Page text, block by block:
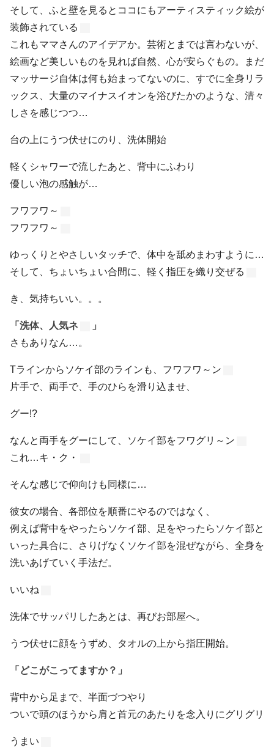
そして、ふと壁を見るとココにもアーティスティック絵が
装飾されている
これもママさんのアイデアか。芸術とまでは言わないが、
絵画など美しいものを見れば自然、心が安らぐもの。まだ
マッサージ自体は何も始まってないのに、すでに全身リラ
ックス、大量のマイナスイオンを浴びたかのような、清々
しさを感じつつ…
台の上にうつ伏せにのり、洗体開始
軽くシャワーで流したあと、背中にふわり
優しい泡の感触が…
フワフワ～
フワフワ～
ゆっくりとやさしいタッチで、体中を舐めまわすように…
そして、ちょいちょい合間に、軽く指圧を織り交ぜる
き、気持ちいい。。。
「洗体、人気ネ
」
さもありなん…。
Tラインからソケイ部のラインも、フワフワ～ン
片手で、両手で、手のひらを滑り込ませ、
グー!?
なんと両手をグーにして、ソケイ部をフワグリ～ン
これ…キ・ク・
そんな感じで仰向けも同様に…
彼女の場合、各部位を順番にやるのではなく、
例えば背中をやったらソケイ部、足をやったらソケイ部と
いった具合に、さりげなくソケイ部を混ぜながら、全身を
洗いあげていく手法だ。
いいね
洗体でサッパリしたあとは、再びお部屋へ。
うつ伏せに顔をうずめ、タオルの上から指圧開始。
「どこがこってますか？」
背中から足まで、半面づつやり
ついで頭のほうから肩と首元のあたりを念入りにグリグリ
うまい